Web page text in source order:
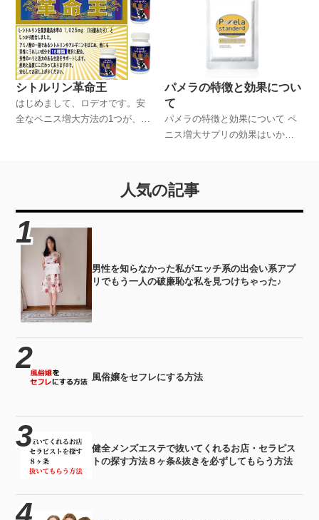
の体験談を踏まえながら、ペニ
ス増大サプリについて詳しく解
説していくことにします。
シトルリン革命王
はじめまして、ロデオです。安
全なペニス増大方法の1つが、サ
ス増大サプリについて詳しく解
説していくことにします。
パメラの特徴と効果につい
て
パメラの特徴と効果について ペ
ニス増大サプリの効果はいか
人気の記事
男性を知らなかった私がエッチ系の出会い系アプ
リでもう一人の破廉恥な私を見つけちゃった♪
風俗嬢をセフレにする方法
健全メンズエステで抜いてくれるお店・セラピス
トの探す方法８ヶ条&抜きを必ずしてもらう方法